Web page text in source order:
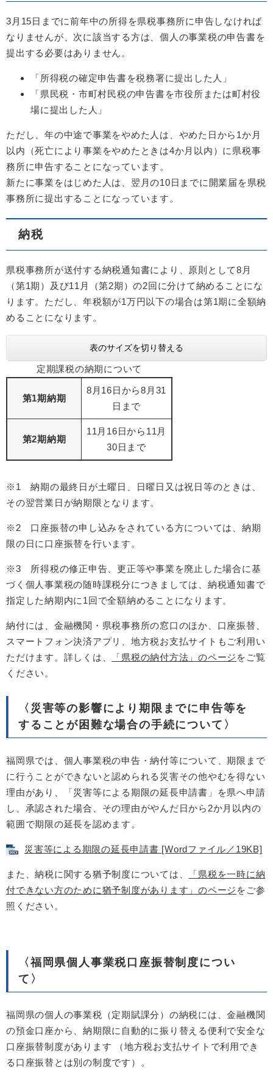
3月15日までに前年中の所得を県税事務所に申告しなければ
なりませんが、次に該当する方は、個人の事業税の申告書を
提出する必要はありません。
「所得税の確定申告書を税務署に提出した人」
「県民税・市町村民税の申告書を市役所または町村役
場に提出した人」
ただし、年の中途で事業をやめた人は、やめた日から1か月
以内（死亡により事業をやめたときは4か月以内）に県税事
務所に申告することになっています。
新たに事業をはじめた人は、翌月の10日までに開業届を県税
事務所に提出することになっています。
納税
県税事務所が送付する納税通知書により、原則として8月
（第1期）及び11月（第2期）の2回に分けて納めることにな
ります。ただし、年税額が1万円以下の場合は第1期に全額納
めることになります。
表のサイズを切り替える
定期課税の納期について
第1期納期
8月16日から8月31
日まで
第2期納期
11月16日から11月
30日まで
※1 納期の最終日が土曜日、日曜日又は祝日等のときは、
その翌営業日が納期限となります。
※2 口座振替の申し込みをされている方については、納期
限の日に口座振替を行います。
※3 所得税の修正申告、更正等や事業を廃止した場合に基
づく個人事業税の随時課税分につきましては、納税通知書で
指定した納期内に1回で全額納めることになります。
納付には、金融機関・県税事務所の窓口のほか、口座振替、
スマートフォン決済アプリ、地方税お支払サイトもご利用い
ただけます。詳しくは、
「県税の納付方法」のページ をご覧
ください。
〈災害等の影響により期限までに申告等を
することが困難な場合の手続について〉
福岡県では、個人事業税の申告・納付等について、期限まで
に行うことができないと認められる災害その他やむを得ない
理由があり、「災害等による期限の延長申請書」を県へ申請
し、承認された場合、その理由がやんだ日から2か月以内の
範囲で期限の延長を認めます。
災害等による期限の延長申請書 [Wordファイル／19KB]
また、納税に関する猶予制度については、
「県税を一時に納
付できない方のために猶予制度があります」のページ をご参
照ください。
〈福岡県個人事業税口座振替制度につい
て〉
福岡県の個人の事業税（定期賦課分）の納税には、金融機関
の預金口座から、納期限に自動的に振り替える便利で安全な
口座振替制度があります （地方税お支払サイトで利用でき
る口座振替とは別の制度です）。